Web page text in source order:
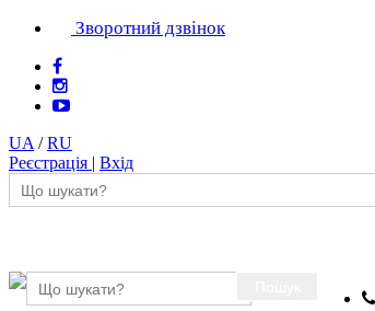
Зворотний дзвінок
UA /RU
Реєстрація | Вхід